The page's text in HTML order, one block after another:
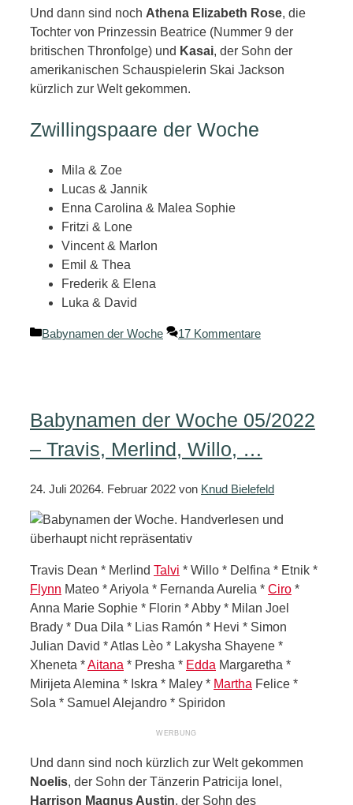
Und dann sind noch Athena Elizabeth Rose, die
Tochter von Prinzessin Beatrice (Nummer 9 der
britischen Thronfolge) und Kasai, der Sohn der
amerikanischen Schauspielerin Skai Jackson
kürzlich zur Welt gekommen.
Zwillingspaare der Woche
Mila & Zoe
Lucas & Jannik
Enna Carolina & Malea Sophie
Fritzi & Lone
Vincent & Marlon
Emil & Thea
Frederik & Elena
Luka & David
Kategorien
Babynamen der Woche 17 Kommentare
Babynamen der Woche 05/2022
– Travis, Merlind, Willo, …
24. Juli 20264. Februar 2022 von Knud Bielefeld
Travis Dean * Merlind Talvi * Willo * Delfina * Etnik *
Flynn Mateo * Ariyola * Fernanda Aurelia * Ciro *
Anna Marie Sophie * Florin * Abby * Milan Joel
Brady * Dua Dila * Lias Ramón * Hevi * Simon
Julian David * Atlas Lèo * Lakysha Shayene *
Xheneta *Aitana * Presha * Edda Margaretha *
Mirijeta Alemina * Iskra * Maley * Martha Felice *
Sola * Samuel Alejandro * Spiridon
Und dann sind noch kürzlich zur Welt gekommen
Noelis, der Sohn der Tänzerin Patricija Ionel,
Harrison Magnus Austin, der Sohn des